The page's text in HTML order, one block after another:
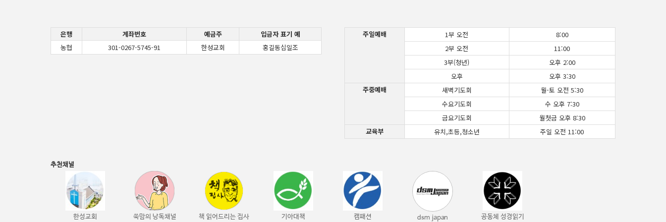
은행 계좌번호 예금주
입금자 표기 예
농협
301-0267-5745-91 한성교회 홍길동십일조
주일예배 1부 오전
8:00
2부 오전
11:00
3부(청년)
오후 2:00
오후
오후 3:30
주중예배
새벽기도회
월-토 오전 5:30
수요기도회
수 오후 7:30
금요기도회
월첫금 오후 8:30
교육부
유치,초등,청소년 주일 오전 11:00
추천채널
한성교회 쑥맘의 낭독채널 책 읽어드리는 집사 기아대책 캠패션 dsm japan 공동체 성경읽기